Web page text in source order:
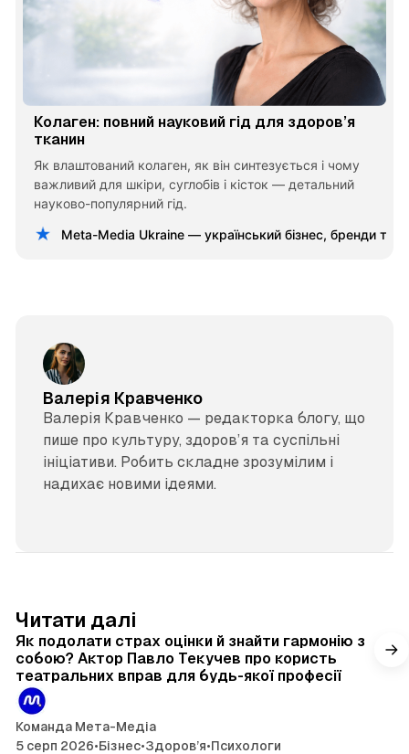
Колаген: повний науковий гід для здоров’я
тканин
Як влаштований колаген, як він синтезується і чому
важливий для шкіри, суглобів і кісток — детальний
науково-популярний гід.
Meta-Media Ukraine — український бізнес, бренди та
Валерія Кравченко
Валерія Кравченко — редакторка блогу, що
пише про культуру, здоров’я та суспільні
ініціативи. Робить складне зрозумілим і
надихає новими ідеями.
Читати далі
Як подолати страх оцінки й знайти гармонію з
собою? Актор Павло Текучев про користь
театральних вправ для будь-якої професії
Команда Мета-Медіа
5 серп 2026•Бізнес•Здоров’я•Психологи